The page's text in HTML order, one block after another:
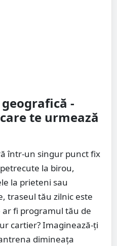
-
te urmează
într-un singur punct fix
la birou,
la prieteni sau
traseul tău zilnic este
ar fi programul tău de
cartier? Imaginează-ți
dimineața